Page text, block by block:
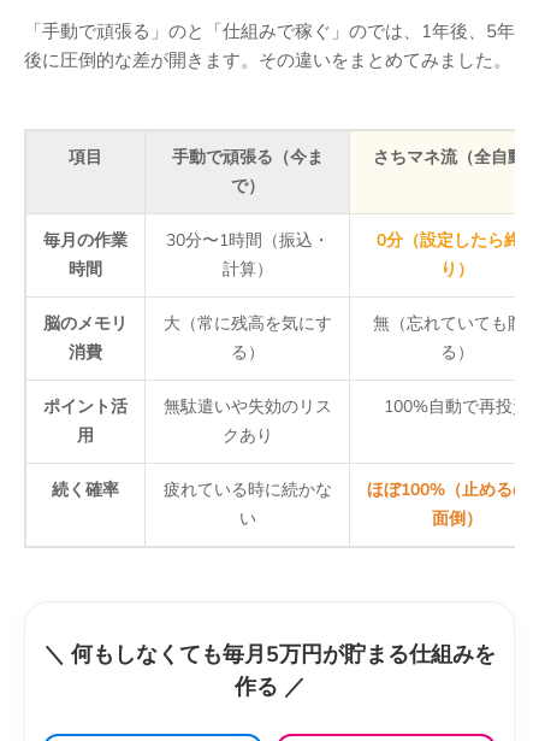
「手動で頑張る」のと「仕組みで稼ぐ」のでは、1年後、5年
後に圧倒的な差が開きます。その違いをまとめてみました。
項目
手動で頑張る（今ま
で）
さちマネ流（全自動
毎月の作業
時間
30分〜1時間（振込・
計算）
0分（設定したら終わ
り）
脳のメモリ
消費
大（常に残高を気にす
る）
無（忘れていても貯
る）
ポイント活
用
無駄遣いや失効のリス
クあり
100%自動で再投資
続く確率
疲れている時に続かな
い
ほぼ100%（止めるの
面倒）
＼ 何もしなくても毎月5万円が貯まる仕組みを
作る ／